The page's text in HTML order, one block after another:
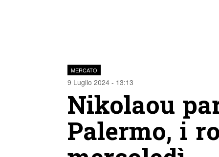
MERCATO
9 Luglio 2024 - 13:13
Nikolaou
Palermo, i